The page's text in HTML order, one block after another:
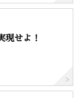
現せよ！